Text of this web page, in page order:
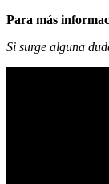
Para más
Si surge alguna